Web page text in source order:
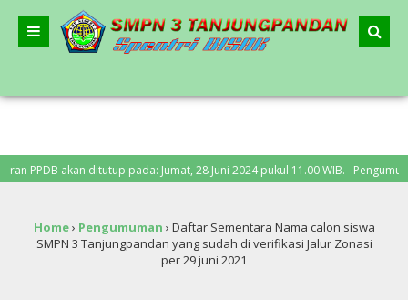
akan ditutup pada: Jumat, 28 Juni 2024 pukul 11.00 WIB. Pengumuman PPDB:
Home› Pengumuman › Daftar Sementara Nama calon siswa
SMPN 3 Tanjungpandan yang sudah di verifikasi Jalur Zonasi
per 29 juni 2021